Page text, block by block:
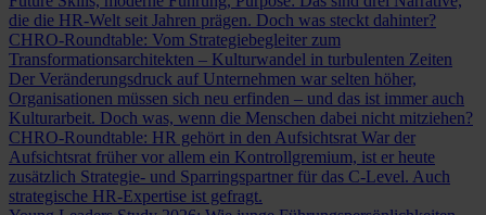
die die HR-Welt seit Jahren prägen. Doch was steckt dahinter?
CHRO-Roundtable: Vom Strategiebegleiter zum
Transformationsarchitekten – Kulturwandel in turbulenten Zeiten
Der Veränderungsdruck auf Unternehmen war selten höher,
Organisationen müssen sich neu erfinden – und das ist immer auch
Kulturarbeit. Doch was, wenn die Menschen dabei nicht mitziehen?
CHRO-Roundtable: HR gehört in den Aufsichtsrat War der
Aufsichtsrat früher vor allem ein Kontrollgremium, ist er heute
zusätzlich Strategie- und Sparringspartner für das C-Level. Auch
strategische HR-Expertise ist gefragt.